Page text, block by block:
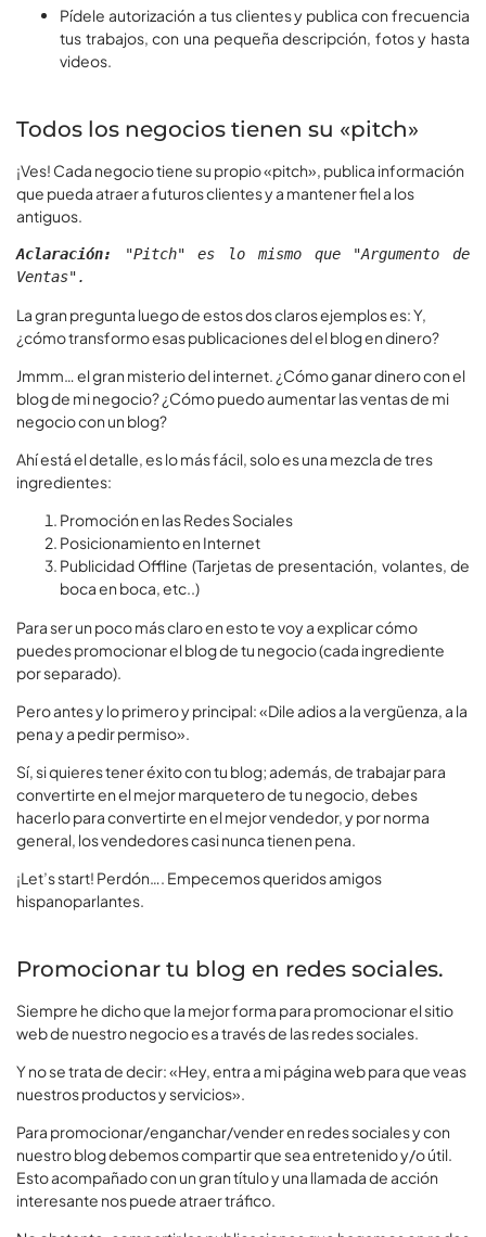
Pídele autorización a tus clientes y publica con frecuencia
tus trabajos, con una pequeña descripción, fotos y hasta
videos.
Todos los negocios tienen su «pitch»
¡Ves! Cada negocio tiene su propio «pitch», publica información
que pueda atraer a futuros clientes y a mantener fiel a los
antiguos.
Aclaración:
"Pitch" es lo mismo que "Argumento de
Ventas".
La gran pregunta luego de estos dos claros ejemplos es: Y,
¿cómo transformo esas publicaciones del el blog en dinero?
Jmmm… el gran misterio del internet. ¿Cómo ganar dinero con el
blog de mi negocio? ¿Cómo puedo aumentar las ventas de mi
negocio con un blog?
Ahí está el detalle, es lo más fácil, solo es una mezcla de tres
ingredientes:
Promoción en las Redes Sociales
Posicionamiento en Internet
Publicidad Offline (Tarjetas de presentación, volantes, de
boca en boca, etc..)
Para ser un poco más claro en esto te voy a explicar cómo
puedes promocionar el blog de tu negocio (cada ingrediente
por separado).
Pero antes y lo primero y principal: «Dile adios a la vergüenza, a la
pena y a pedir permiso».
Sí, si quieres tener éxito con tu blog; además, de trabajar para
convertirte en el mejor marquetero de tu negocio, debes
hacerlo para convertirte en el mejor vendedor, y por norma
general, los vendedores casi nunca tienen pena.
¡Let’s start! Perdón…. Empecemos queridos amigos
hispanoparlantes.
Promocionar tu blog en redes sociales.
Siempre he dicho que la mejor forma para promocionar el sitio
web de nuestro negocio es a través de las redes sociales.
Y no se trata de decir: «Hey, entra a mi página web para que veas
nuestros productos y servicios».
Para promocionar/enganchar/vender en redes sociales y con
nuestro blog debemos compartir que sea entretenido y/o útil.
Esto acompañado con un gran título y una llamada de acción
interesante nos puede atraer tráfico.